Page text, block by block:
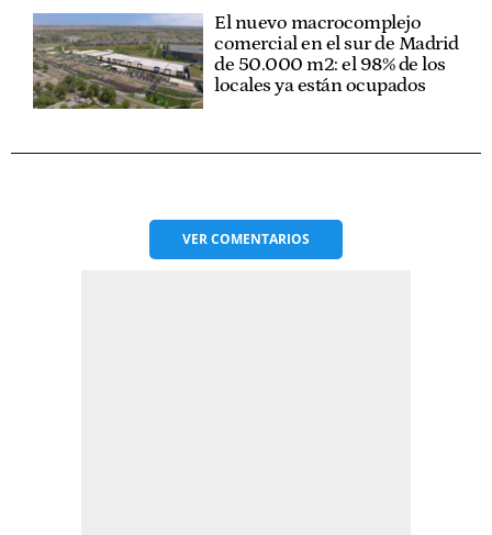
El nuevo macrocomplejo
comercial en el sur de Madrid
de 50.000 m2: el 98% de los
locales ya están ocupados
VERCOMENTARIOS